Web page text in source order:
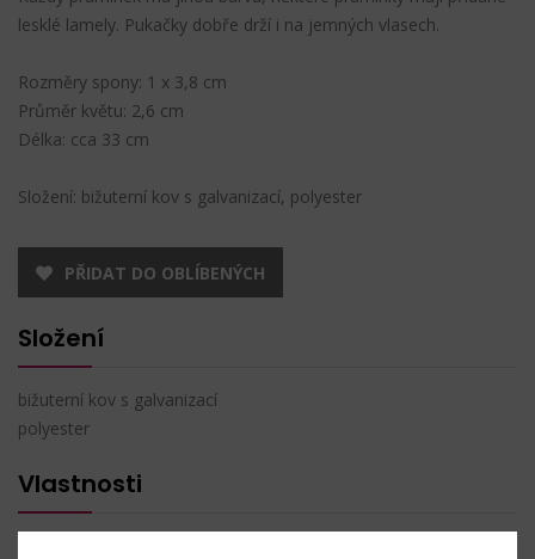
lesklé lamely. Pukačky dobře drží i na jemných vlasech.
Rozměry spony: 1 x 3,8 cm
Průměr květu: 2,6 cm
Délka: cca 33 cm
Složení: bižuterní kov s galvanizací, polyester
PŘIDAT DO OBLÍBENÝCH
Složení
bižuterní kov s galvanizací
polyester
Vlastnosti